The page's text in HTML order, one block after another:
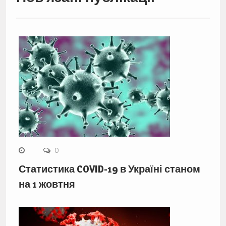
0
Статистика COVID-19 в Україні станом
на 1 жовтня